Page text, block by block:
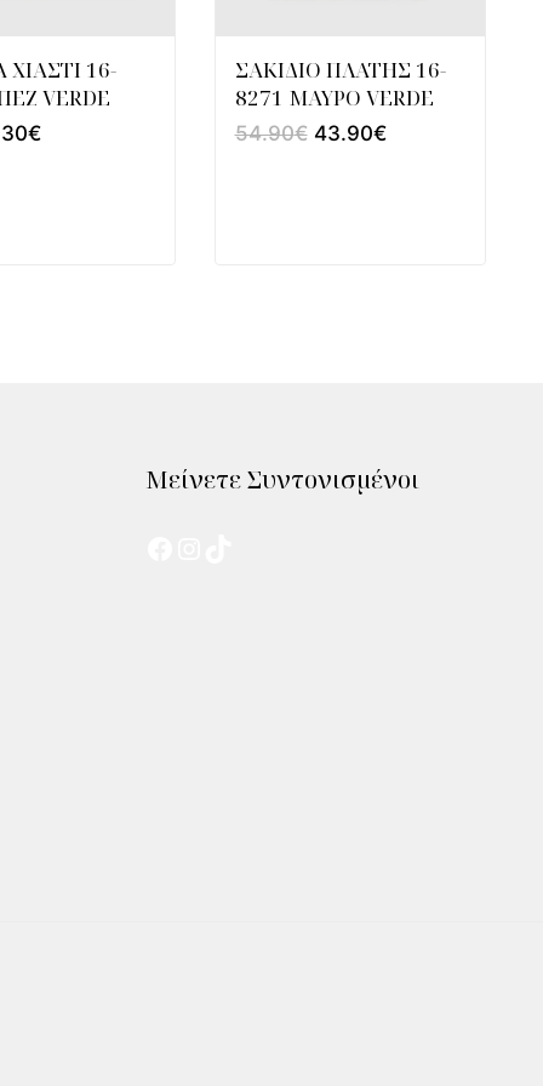
16-
VERDE
30€
ΣΑΚΙΔΙΟ ΠΛΑΤΗΣ 16-
8271 ΜΑΥΡΟ VERDE
54.90€ 43.90€
Μείνετε Συντονισμένοι